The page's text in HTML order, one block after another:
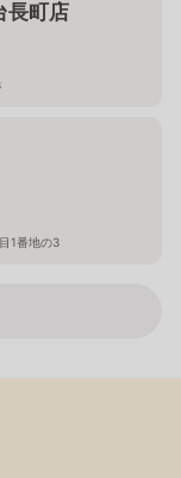
長町店
1番地の3